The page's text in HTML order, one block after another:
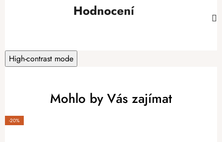
Hodnocení
High-contrast mode
Mohlo by Vás zajímat
-20%